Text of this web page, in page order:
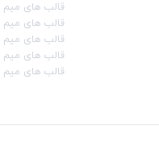
قالب‌ های
قالب‌ های میم
قالب‌ های
قالب‌ های میم
قالب‌ های میم